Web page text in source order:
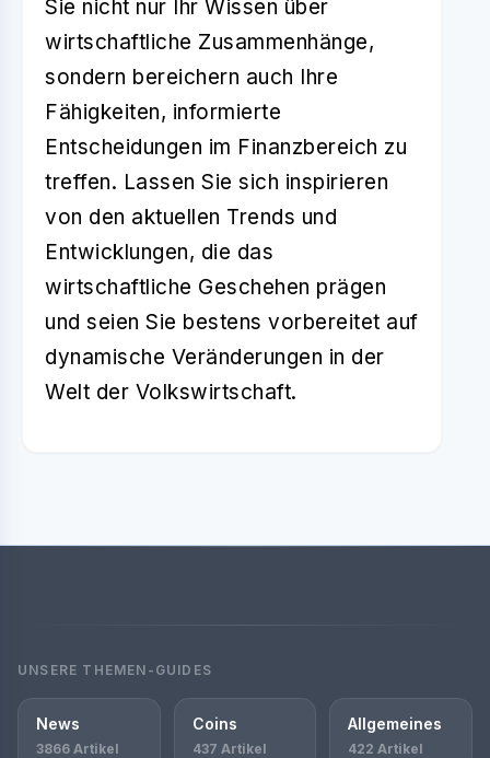
Sie nicht nur Ihr Wissen über
wirtschaftliche Zusammenhänge,
sondern bereichern auch Ihre
Fähigkeiten, informierte
Entscheidungen im Finanzbereich zu
treffen. Lassen Sie sich inspirieren
von den aktuellen Trends und
Entwicklungen, die das
wirtschaftliche Geschehen prägen
und seien Sie bestens vorbereitet auf
dynamische Veränderungen in der
Welt der Volkswirtschaft.
UNSERE THEMEN-GUIDES
News
3866 Artikel
Coins
437 Artikel
Allgemeines
422 Artikel